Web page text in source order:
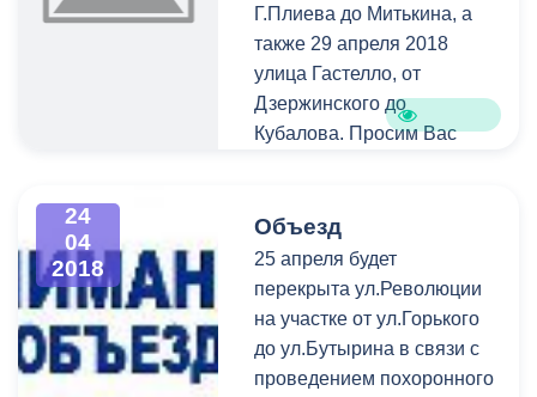
Г.Плиева до Митькина, а
также 29 апреля 2018
улица Гастелло, от
Дзержинского до
Кубалова. Просим Вас
заранее.
24
04
2018
Объезд
25 апреля будет
перекрыта ул.Революции
на участке от ул.Горького
до ул.Бутырина в связи с
проведением похоронного